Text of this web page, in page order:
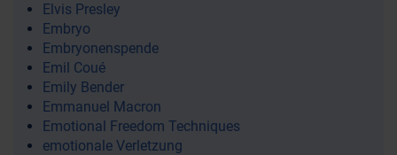
Elvis Presley
Embryo
Embryonenspende
Emil Coué
Emily Bender
Emmanuel Macron
Emotional Freedom Techniques
emotionale Verletzung